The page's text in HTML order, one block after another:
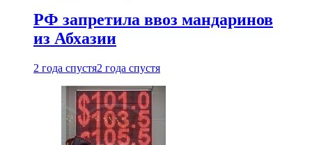
РФ запретила ввоз мандаринов
из Абхазии
2 года спустя2 года спустя